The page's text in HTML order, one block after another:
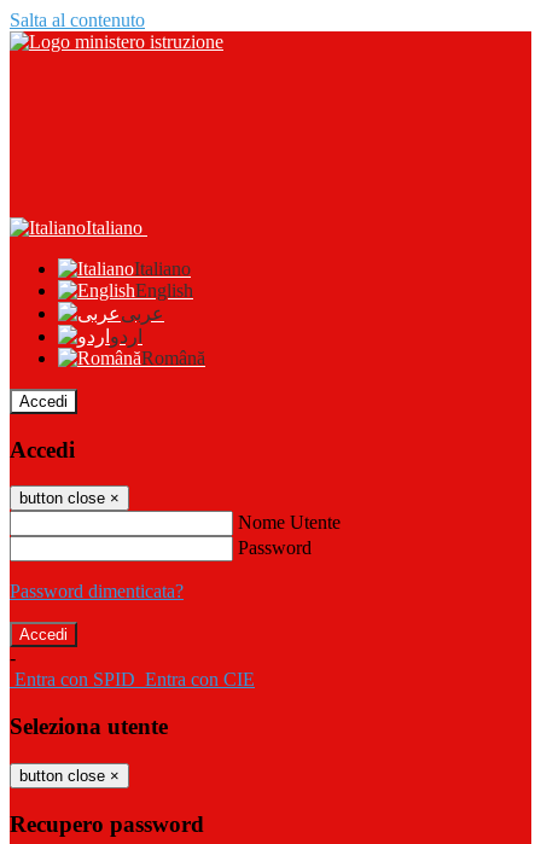
Salta al contenuto
Italiano
Italiano
English
عربى
اردو
Română
Accedi
Accedi
button close ×
Nome Utente
Password
Password dimenticata?
-
Entra con SPID Entra con CIE
Seleziona utente
button close ×
Recupero password